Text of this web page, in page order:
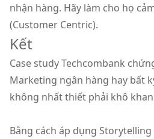
nhận hàng. Hãy làm cho họ
(Customer Centric).
Kết
Case study Techcombank
Marketing ngân hàng hay bất
không nhất thiết phải khô
Bằng cách áp dụng